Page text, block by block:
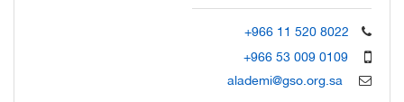
+966 11 520 8022
+966 53 009 0109
alademi@gso.org.sa